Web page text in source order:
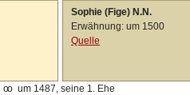
Sophie (Fige) N.N.
Erwähnung: um 1500
Quelle
oo
um 1487, seine 1. Ehe